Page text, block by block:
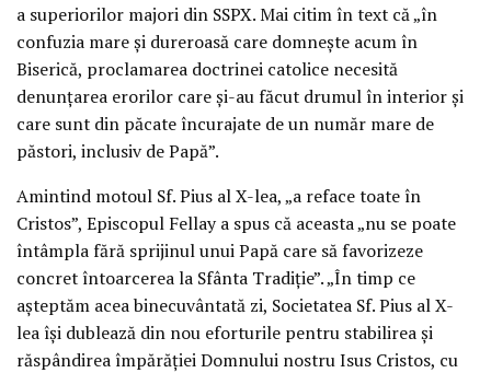
a superiorilor majori din SSPX. Mai citim în text că „în
confuzia mare și dureroasă care domnește acum în
Biserică, proclamarea doctrinei catolice necesită
denunțarea erorilor care și-au făcut drumul în interior și
care sunt din păcate încurajate de un număr mare de
păstori, inclusiv de Papă”.
Amintind motoul Sf. Pius al X-lea, „a reface toate în
Cristos”, Episcopul Fellay a spus că aceasta „nu se poate
întâmpla fără sprijinul unui Papă care să favorizeze
concret întoarcerea la Sfânta Tradiție”. „În timp ce
așteptăm acea binecuvântată zi, Societatea Sf. Pius al X-
lea își dublează din nou eforturile pentru stabilirea și
răspândirea împărăției Domnului nostru Isus Cristos, cu